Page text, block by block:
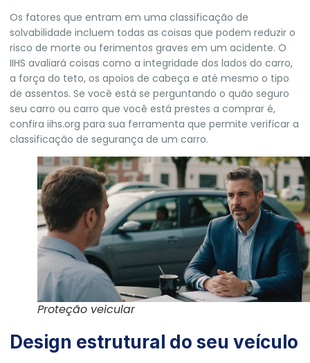
Os fatores que entram em uma classificação de
solvabilidade incluem todas as coisas que podem reduzir o
risco de morte ou ferimentos graves em um acidente. O
IIHS avaliará coisas como a integridade dos lados do carro,
a força do teto, os apoios de cabeça e até mesmo o tipo
de assentos. Se você está se perguntando o quão seguro
seu carro ou carro que você está prestes a comprar é,
confira iihs.org para sua ferramenta que permite verificar a
classificação de segurança de um carro.
Proteção veicular
Design estrutural do seu veículo